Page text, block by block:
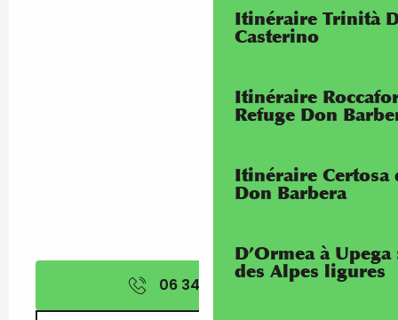
Itinéraire Trinità
Casterino
Itinéraire
Refuge Don
Itinéraire Certosa
Don Barbera
D’Ormea à
des Alpes ligures
06 34 63 44